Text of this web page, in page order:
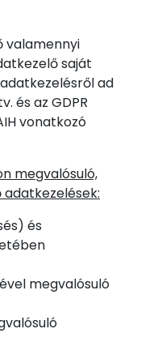
valamennyi
saját
ad
és az GDPR
vonatkozó
megvalósuló,
és
megvalósuló